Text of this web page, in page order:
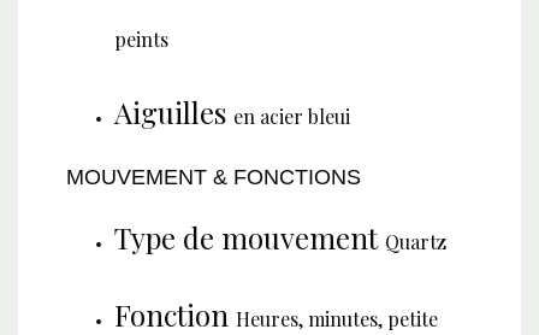
peints
Aiguilles en acier bleui
MOUVEMENT & FONCTIONS
Type de mouvement Quartz
Fonction Heures, minutes, petite